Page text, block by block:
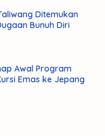
Ditemukan
Bunuh Diri
Awal Program
Emas ke Jepang